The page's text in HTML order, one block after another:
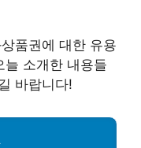
품권에 대한 유용
늘 소개한 내용들
바랍니다!